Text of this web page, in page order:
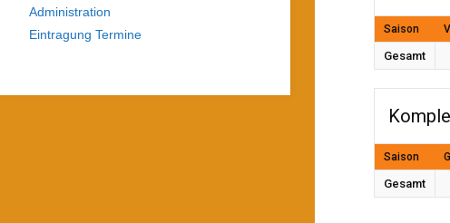
Saison
Gesamt
Saison G
Gesamt
Administration
Eintragung Termine